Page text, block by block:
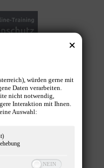
würden gerne mit
Daten verarbeiten.
nicht notwendig,
Interaktion mit Ihnen.
Auswahl: